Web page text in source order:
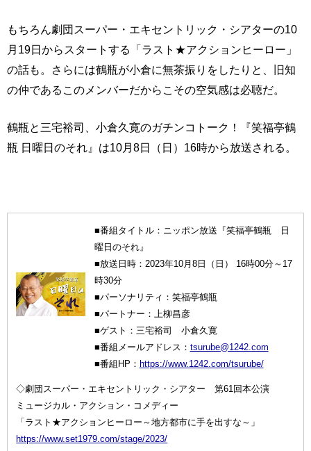
もちろん劇団スーパー・エキセントリック・シアターの10
月19日からスタートする「ラスト★アクションヒーロー」
の話も。さらには鶴瓶が小倉に無茶振りをしたりと、旧知
の仲であるこのメンバーだからこその空気感は必聴だ。
鶴瓶と三宅裕司、小倉久寛のガチンコトーク！『笑福亭鶴
瓶 日曜日のそれ』は10月8日（日）16時から放送される。
■番組タイトル：ニッポン放送『笑福亭鶴瓶 日
曜日のそれ』
■放送日時：2023年10月8日（日） 16時00分～17
時30分
■パーソナリティ：笑福亭鶴瓶
■パートナー：上柳昌彦
■ゲスト：三宅裕司 小倉久寛
■番組メールアドレス： tsurube@1242.com
■番組HP： https://www.1242.com/tsurube/
◇劇団スーパー・エキセントリック・シアター 第61回本公演
ミュージカル・アクション・コメディー
「ラスト★アクションヒーロー～地方都市に手を出すな～」
https://www.set1979.com/stage/2023/